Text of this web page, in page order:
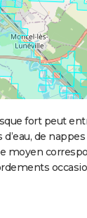
fort peut
d’eau, de
moyen